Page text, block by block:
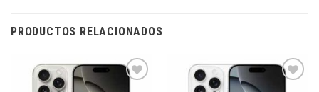
PRODUCTOS RELACIONADOS